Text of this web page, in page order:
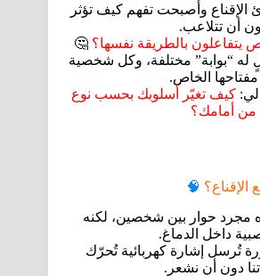
الإقناع وأصبحت تفهم كيف تؤثر
أن تتلاعب.
يتفاعلون بالطريقة نفسها؟ 🤔
له “بوابة” مختلفة، وكل شخصية
مفتاحها الخاص.
كيف تغيّر أسلوبك بحسب نوع
من أمامك؟
🧠
مجرد حوار بين شخصين، لكنه
داخل الدماغ.
تُرسل إشارة كهربائية تُحرّك
دون أن نشعر.